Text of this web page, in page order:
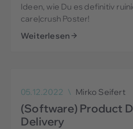
Ideen, wie Du es definitiv
care|crush Poster!
Weiterlesen
05.12.2022 \ Mirko Seifert
(Software) Product
Delivery